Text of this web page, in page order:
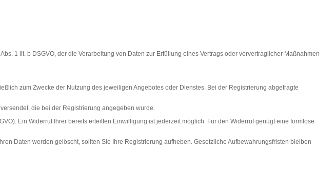
1 lit. b DSGVO, der die Verarbeitung von Daten zur Erfüllung eines Vertrags oder vorvertraglicher Maßnahmen
zum Zwecke der Nutzung des jeweiligen Angebotes oder Dienstes. Bei der Registrierung abgefragte
die bei der Registrierung angegeben wurde.
Ein Widerruf Ihrer bereits erteilten Einwilligung ist jederzeit möglich. Für den Widerruf genügt eine formlose
Daten werden gelöscht, sollten Sie Ihre Registrierung aufheben. Gesetzliche Aufbewahrungsfristen bleiben